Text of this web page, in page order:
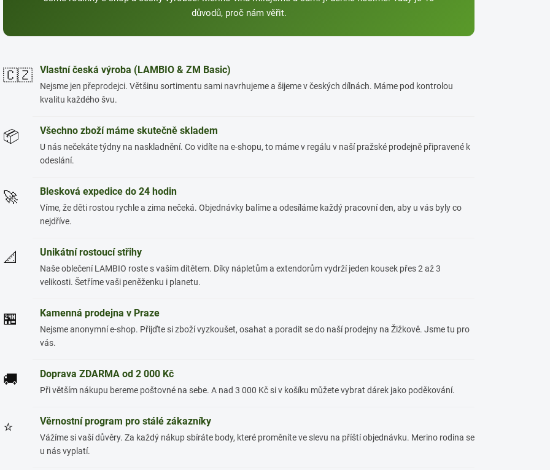
důvodů, proč nám věřit.
🇨🇿 Vlastní česká výroba (LAMBIO & ZM Basic)
Nejsme jen přeprodejci. Většinu sortimentu sami navrhujeme a šijeme v českých dílnách. Máme pod kontrolou
kvalitu každého švu.
📦 Všechno zboží máme skutečně skladem
U nás nečekáte týdny na naskladnění. Co vidíte na e-shopu, to máme v regálu v naší pražské prodejně připravené k
odeslání.
🚀 Blesková expedice do 24 hodin
Víme, že děti rostou rychle a zima nečeká. Objednávky balíme a odesíláme každý pracovní den, aby u vás byly co
nejdříve.
📐 Unikátní rostoucí střihy
Naše oblečení LAMBIO roste s vaším dítětem. Díky nápletům a extendorům vydrží jeden kousek přes 2 až 3
velikosti. Šetříme vaši peněženku i planetu.
🏪 Kamenná prodejna v Praze
Nejsme anonymní e-shop. Přijďte si zboží vyzkoušet, osahat a poradit se do naší prodejny na Žižkově. Jsme tu pro
vás.
🚚 Doprava ZDARMA od 2 000 Kč
Při větším nákupu bereme poštovné na sebe. A nad 3 000 Kč si v košíku můžete vybrat dárek jako poděkování.
⭐ Věrnostní program pro stálé zákazníky
Vážíme si vaší důvěry. Za každý nákup sbíráte body, které proměníte ve slevu na příští objednávku. Merino rodina se
u nás vyplatí.